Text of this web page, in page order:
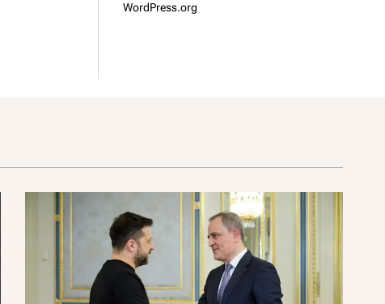
WordPress.org